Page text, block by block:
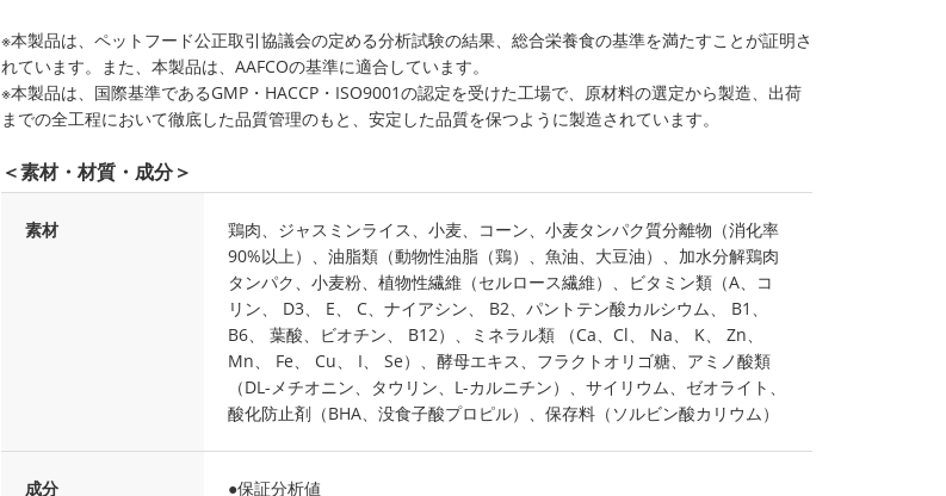
※本製品は、ペットフード公正取引協議会の定める分析試験の結果、総合栄養食の基準を満たすことが証明さ
れています。また、本製品は、AAFCOの基準に適合しています。
※本製品は、国際基準であるGMP・HACCP・ISO9001の認定を受けた工場で、原材料の選定から製造、出荷
までの全工程において徹底した品質管理のもと、安定した品質を保つように製造されています。
＜素材・材質・成分＞
素材
鶏肉、ジャスミンライス、小麦、コーン、小麦タンパク質分離物（消化率
90%以上）、油脂類（動物性油脂（鶏）、魚油、大豆油）、加水分解鶏肉
タンパク、小麦粉、植物性繊維（セルロース繊維）、ビタミン類（A、コ
リン、 D3、 E、 C、ナイアシン、 B2、パントテン酸カルシウム、 B1、
B6、 葉酸、ビオチン、 B12）、ミネラル類 （Ca、Cl、 Na、 K、 Zn、
Mn、 Fe、 Cu、 I、 Se）、酵母エキス、フラクトオリゴ糖、アミノ酸類
（DL-メチオニン、タウリン、L-カルニチン）、サイリウム、ゼオライト、
酸化防止剤（BHA、没食子酸プロピル）、保存料（ソルビン酸カリウム）
成分
●保証分析値